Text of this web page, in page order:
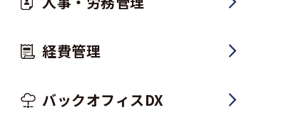
経費管理
バックオフィスDX